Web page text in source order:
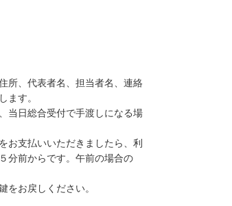
所、代表者名、担当者名、連絡
す。
当日総合受付で手渡しになる場
お支払いいただきましたら、利
分前からです。午前の場合の
お戻しください。